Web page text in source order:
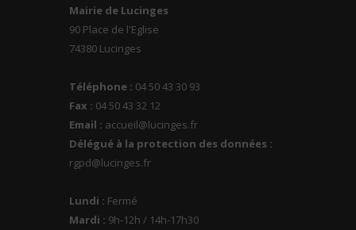
Mairie de Lucinges
90 Place de l'Eglise
74380 Lucinges
Téléphone : 04 50 43 30 93
Fax : 04 50 43 32 12
Email : accueil@lucinges.fr
Délégué à la protection des données :
rgpd@lucinges.fr
Lundi : Fermé
Mardi : 9h-12h / 14h-17h30